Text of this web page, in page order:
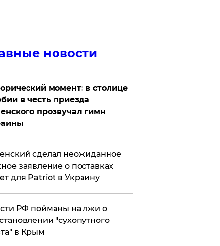
новости
момент: в столице
в честь приезда
прозвучал гимн
сделал неожиданное
заявление о поставках
для Patriot в Украину
РФ пойманы на лжи о
"сухопутного
в Крым